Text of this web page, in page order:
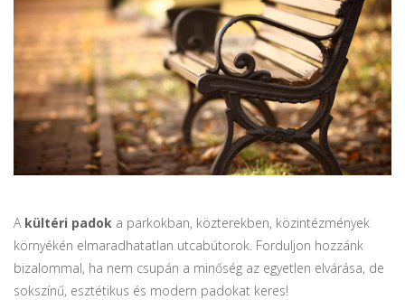
A kültéri padok a parkokban, közterekben, közintézmények
környékén elmaradhatatlan utcabútorok. Forduljon hozzánk
bizalommal, ha nem csupán a minőség az egyetlen elvárása, de
sokszínű, esztétikus és modern padokat keres!